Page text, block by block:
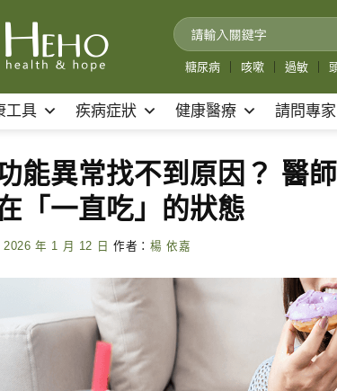
糖尿病 咳嗽 過敏
工具 疾病症狀 健康醫療 請問專家
能異常找不到原因？ 醫
「一直吃」的狀態
2026 年 1 月 12 日 作者： 楊 依嘉